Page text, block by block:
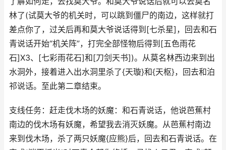
林了(试莫大爷的机关时，可以跳到僵尸的南边，这样就打
差点你了，过关后再和莫大爷说话得到[七杀星]，回去和石
青说话开始“机关阵”，打完全部怪物后得到[五色雨花
石]X3、[七彩雨花石]和[刀剑天书])。从莫名林西边来到出
水洞外，接着进入出水洞里杀了{天璇}和{天枢}，回去和泊
祁说话。至此第二章结束。
支线任务：赶走伐木场的妖魔：和石青说话，他说芭蕉村
南边的伐木场有妖魔，希望我去消灭妖魔。从芭蕉村南边
来到伐木场，杀了两只妖魔{应熊}后，回去和石青说话。在